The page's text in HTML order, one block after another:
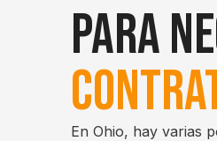
Para
En Ohio, hay varias